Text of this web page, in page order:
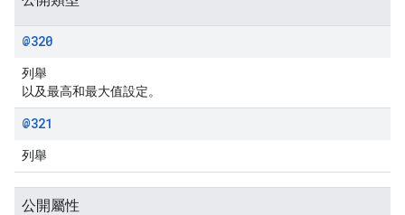
@320
列舉
以及最高和最大值設定。
@321
列舉
公開屬性